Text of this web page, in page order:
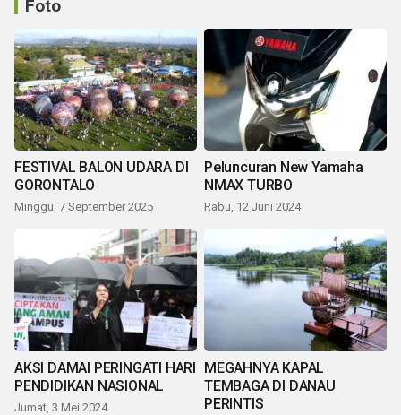
Foto
FESTIVAL BALON UDARA DI
GORONTALO
Minggu, 7 September 2025
Peluncuran New Yamaha
NMAX TURBO
Rabu, 12 Juni 2024
AKSI DAMAI PERINGATI HARI
PENDIDIKAN NASIONAL
Jumat, 3 Mei 2024
MEGAHNYA KAPAL
TEMBAGA DI DANAU
PERINTIS